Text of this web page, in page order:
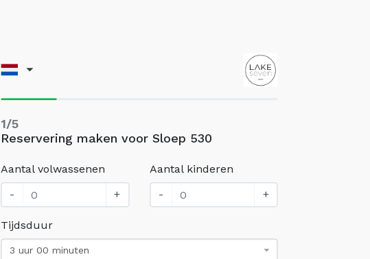
1/5
Reservering maken voor Sloep 530
Aantal volwassenen
-
+
Aantal kinderen
-
+
Tijdsduur
3 uur 00 minuten